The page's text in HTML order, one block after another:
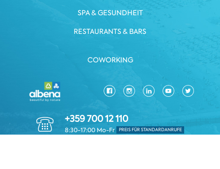
SPA & GESUNDHEIT
RESTAURANTS & BARS
COWORKING
+359 700 12 110
8:30-17:00 Mo-Fr PREIS FÜR STANDARDANRUFE